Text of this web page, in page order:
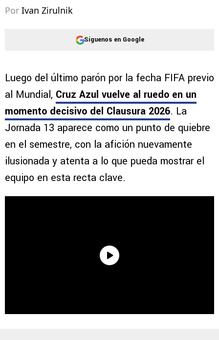
Por Ivan Zirulnik
Síguenos en Google
Luego del último parón por la fecha FIFA previo
al Mundial, Cruz Azul vuelve al ruedo en un
momento decisivo del Clausura 2026. La
Jornada 13 aparece como un punto de quiebre
en el semestre, con la afición nuevamente
ilusionada y atenta a lo que pueda mostrar el
equipo en esta recta clave.